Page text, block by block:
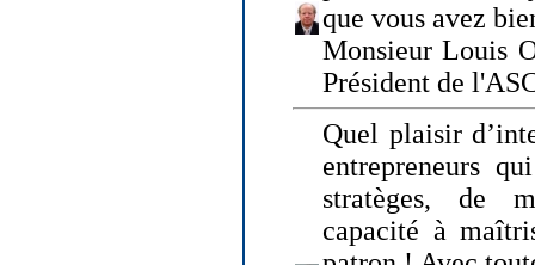
que vous avez
Monsieur Louis
Président de
Quel plaisir
entrepreneurs
stratèges, de
capacité à